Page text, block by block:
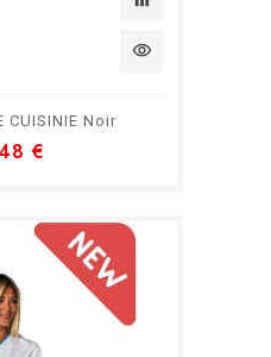
visibility
CUISINIE Noir
€